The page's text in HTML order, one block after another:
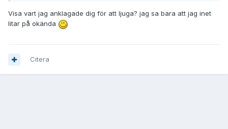
Visa vart jag anklagade dig för att ljuga? jag sa bara att jag inet
litar på okända
Citera